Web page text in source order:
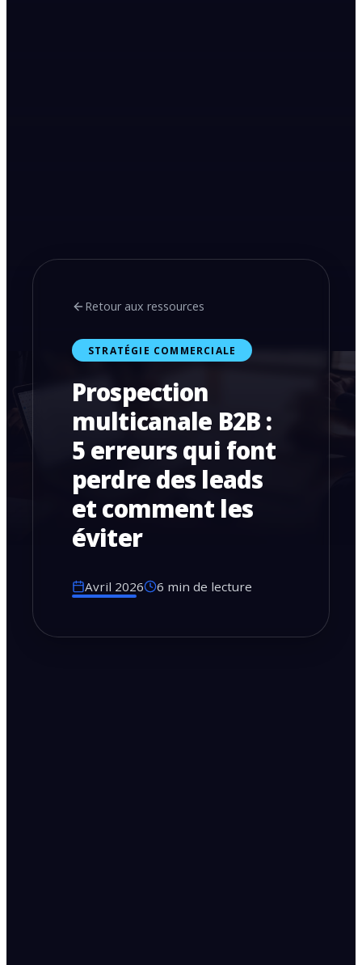
Retour aux ressources
STRATÉGIE COMMERCIALE
Prospection
multicanale B2B :
5 erreurs qui font
perdre des leads
et comment les
éviter
Avril 2026 6 min de lecture